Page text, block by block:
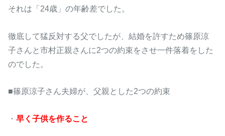
それは「24歳」の年齢差でした。
徹底して猛反対する父でしたが、結婚を許すため篠原涼
子さんと市村正親さんに2つの約束をさせ一件落着をした
のでした。
■篠原涼子さん夫婦が、父親とした2つの約束
・早く子供を作ること